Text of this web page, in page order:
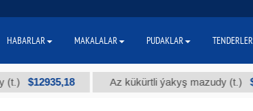
$12935,18 Az kükürtli ýakyş mazudy (t.) $300
HABARLAR MAKALALAR PUDAKLAR TENDERLER